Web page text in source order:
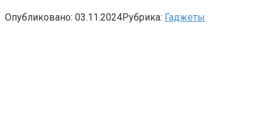
Опубликовано: 03.11.2024Рубрика: Гаджеты